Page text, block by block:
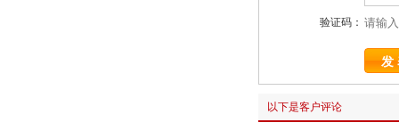
验证码：
以下是客户评论